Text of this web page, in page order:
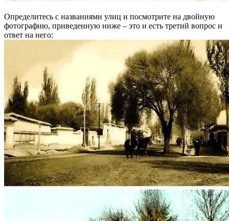
Определитесь с названиями улиц и посмотрите на двойную
фотографию, приведенную ниже – это и есть третий вопрос и
ответ на него: